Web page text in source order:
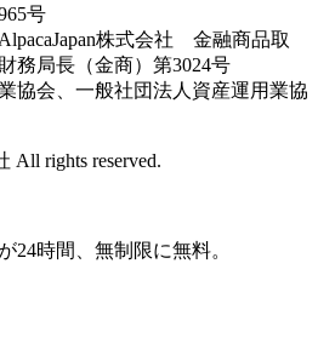
号
株式会社 金融商品取
局長（金商）第3024号
協会、一般社団法人資産運用業協
All rights reserved.
24時間、無制限に無料。